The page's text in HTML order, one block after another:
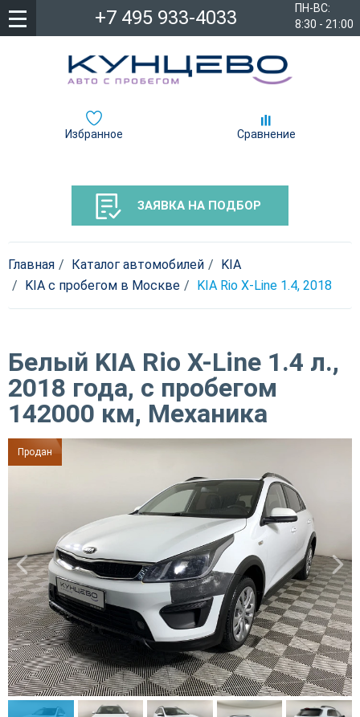
ПН-ВС:
8:30 - 21:00
+7 495 933-4033
Избранное Сравнение
ЗАЯВКА НА ПОДБОР
Главная Каталог автомобилей
KIA
KIA с пробегом в Москве
KIA Rio X-Line 1.4, 2018
Белый KIA Rio X-Line 1.4 л.,
2018 года, с пробегом
142000 км, Механика
Продан